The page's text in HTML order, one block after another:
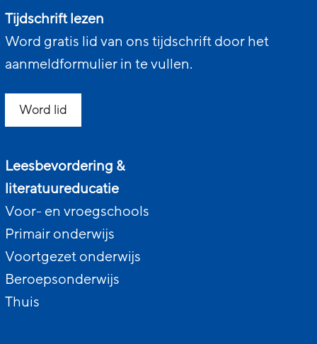
Tijdschrift lezen
Word gratis lid van ons tijdschrift door het
aanmeldformulier in te vullen.
Word lid
Leesbevordering &
literatuureducatie
Voor- en vroegschools
Primair onderwijs
Voortgezet onderwijs
Beroepsonderwijs
Thuis